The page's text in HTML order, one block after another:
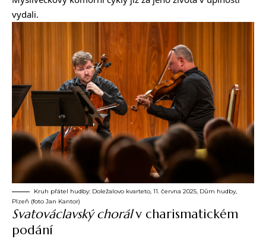
vydali.
Kruh přátel hudby: Doležalovo kvarteto, 11. června 2025, Dům hudby,
Plzeň (foto Jan Kantor)
Svatováclavský chorálv charismatickém
podání